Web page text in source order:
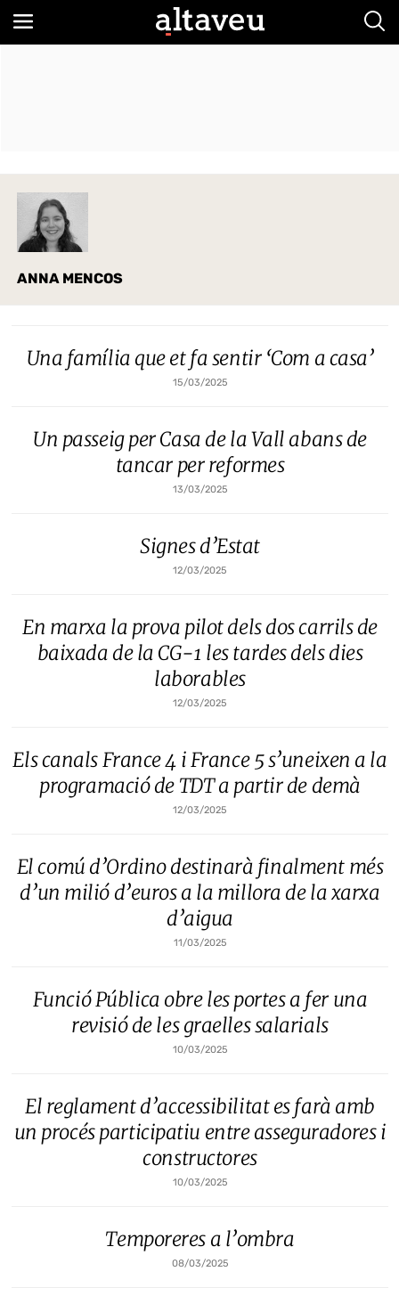
ANNA MENCOS
Una família que et fa sentir ‘Com a casa’
15/03/2025
Un passeig per Casa de la Vall abans de
tancar per reformes
13/03/2025
Signes d’Estat
12/03/2025
En marxa la prova pilot dels dos carrils de
baixada de la CG-1 les tardes dels dies
laborables
12/03/2025
Els canals France 4 i France 5 s’uneixen a la
programació de TDT a partir de demà
12/03/2025
El comú d’Ordino destinarà finalment més
d’un milió d’euros a la millora de la xarxa
d’aigua
11/03/2025
Funció Pública obre les portes a fer una
revisió de les graelles salarials
10/03/2025
El reglament d’accessibilitat es farà amb
un procés participatiu entre asseguradores i
constructores
10/03/2025
Temporeres a l’ombra
08/03/2025